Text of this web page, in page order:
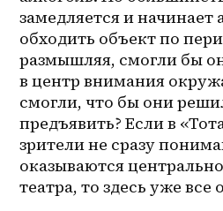
замедляется и начинает
обходить объект по
размышляя, смогли бы
в центр внимания
смогли, что бы они
предъявить? Если в
зрители не сразу
оказываются
театра, то здесь уже все